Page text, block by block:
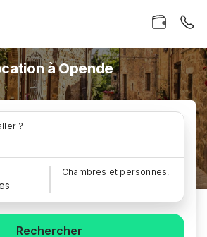
à Opende
?
Chambres et personnes,
Rechercher